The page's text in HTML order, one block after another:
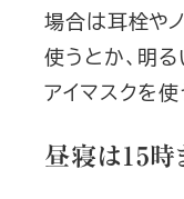
場合は耳栓や
使うとか、明
アイマスクを
昼寝は15時